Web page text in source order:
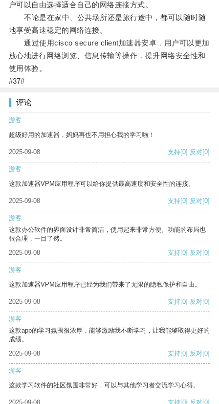
户可以自由选择适合自己的网络连接方式。
不论是在家中、公共场所还是旅行途中，都可以随时随
地享受高速稳定的网络连接。
通过使用cisco secure client加速器安卓，用户可以更加
放心地进行网络浏览、信息传输等操作，提升网络安全性和
使用体验。
#37#
评论
游客
超级好用的加速器，妈妈再也不用担心我的学习啦！
2025-09-08 支持[0] 反对[0]
游客
这款加速器VPM应用程序可以给你提供最高速度和安全性的连接。
2025-09-08 支持[0] 反对[0]
游客
这款办公软件的界面设计非常简洁，使用起来非常方便。功能的布局也
很合理，一目了然。
2025-09-08
支持[0] 反对[0]
游客
这款加速器VPM应用程序已经为我们带来了无限的隐私保护和自由。
2025-09-08 支持[0] 反对[0]
游客
这款app的学习氛围很浓厚，能够激励我不断学习，让我能够取得更好的
成绩。
2025-09-08
支持[0] 反对[0]
游客
这款学习软件的社区氛围非常好，可以与其他学习者交流学习心得。
2025-09-08 支持[0] 反对[0]